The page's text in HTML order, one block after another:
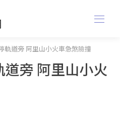
軌道旁 阿里山小火車急煞險撞
旁 阿里山小火